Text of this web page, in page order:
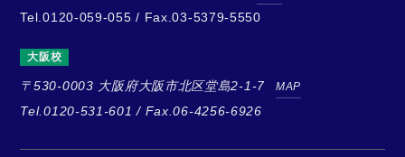
Tel.0120-059-055 / Fax.03-5379-5550
大阪校
〒530-0003 大阪府大阪市北区堂島2-1-7 MAP
Tel.0120-531-601 / Fax.06-4256-6926